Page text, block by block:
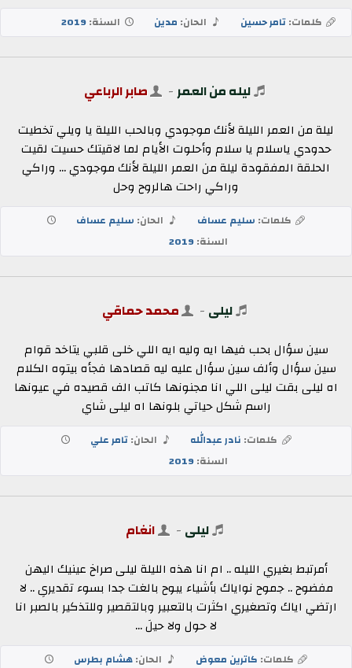
كلمات:تامر حسين الحان: مدين السنة:2019
ليله من العمر- صابر الرباعي
ليلة من العمر الليلة لأنك موجودي وبالحب الليلة يا ويلي تخطيت
حدودي ياسلام يا سلام وأحلوت الأيام لما لاقيتك حسيت لقيت
الحلقة المفقودة ليلة من العمر الليلة لأنك موجودي ... وراكي
وراكي راحت هالروح وحل
كلمات: سليم عساف الحان: سليم عساف
السنة:2019
ليلى - محمد حماقي
سين سؤال بحب فيها ايه وليه ايه اللي خلى قلبي يتاخد قوام
سين سؤال وألف سين سؤال عليه ليه قصادها فجأه بيتوه الكلام
اه ليلى بقت ليلى اللي انا مجنونها كاتب الف قصيده في عيونها
راسم شكل حياتي بلونها اه ليلى شاي
كلمات: نادر عبدالله الحان:تامر علي
السنة:2019
ليلى - انغام
أمرتبط بغيري الليله .. ام انا هذه الليلة ليلى صراخ عينيك اليهن
مفضوح .. جموح نواياك بأشياء يبوح بالغت جدا بسوء تقديرىِ .. لا
ارتضي اياك وتصغيري اكثرت بالتعبير وبالتقصير وللتذكير بالصبر انا
لا حول ولا حيلَ ...
كلمات: كاترين معوض الحان:هشام بطرس